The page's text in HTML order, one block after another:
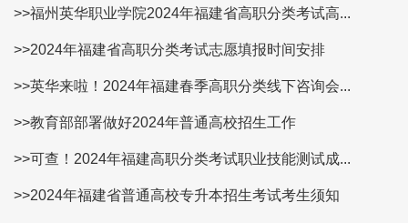
>>福州英华职业学院2024年福建省高职分类考试高...
>>2024年福建省高职分类考试志愿填报时间安排
>>英华来啦！2024年福建春季高职分类线下咨询会...
>>教育部部署做好2024年普通高校招生工作
>>可查！2024年福建高职分类考试职业技能测试成...
>>2024年福建省普通高校专升本招生考试考生须知